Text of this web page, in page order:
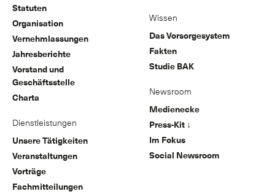
Statuten
Organisation
Vernehmlassungen
Jahresberichte
Vorstand und
Geschäftsstelle
Charta
Dienstleistungen
Unsere Tätigkeiten
Veranstaltungen
Vorträge
Fachmitteilungen
Wissen
Das Vorsorgesystem
Fakten
Studie BAK
Newsroom
Medienecke
Press-Kit ↓
Im Fokus
Social Newsroom